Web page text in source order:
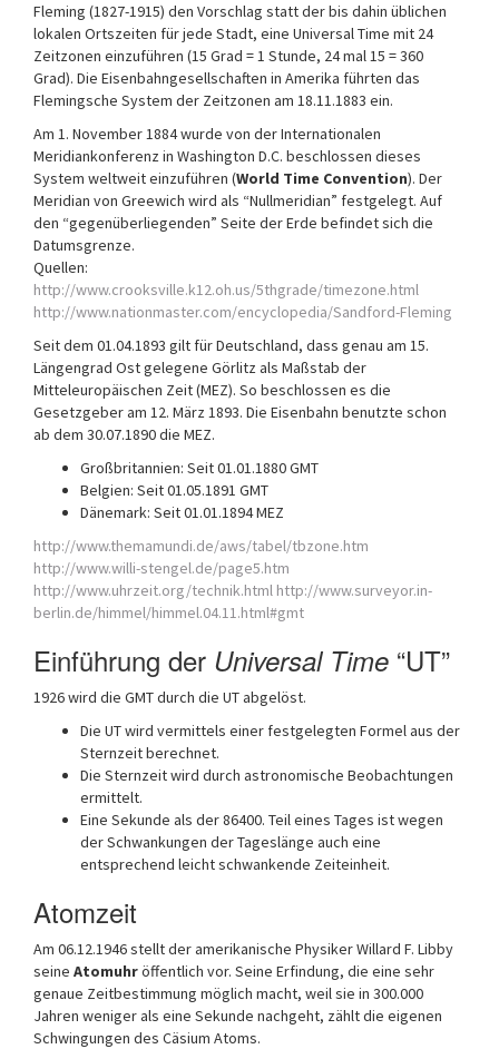
Fleming (1827-1915) den Vorschlag statt der bis dahin üblichen
lokalen Ortszeiten für jede Stadt, eine Universal Time mit 24
Zeitzonen einzuführen (15 Grad = 1 Stunde, 24 mal 15 = 360
Grad). Die Eisenbahngesellschaften in Amerika führten das
Flemingsche System der Zeitzonen am 18.11.1883 ein.
Am 1. November 1884 wurde von der Internationalen
Meridiankonferenz in Washington D.C. beschlossen dieses
System weltweit einzuführen (World Time Convention). Der
Meridian von Greewich wird als “Nullmeridian” festgelegt. Auf
den “gegenüberliegenden” Seite der Erde befindet sich die
Datumsgrenze.
Quellen:
http://www.crooksville.k12.oh.us/5thgrade/timezone.html
http://www.nationmaster.com/encyclopedia/Sandford-Fleming
Seit dem 01.04.1893 gilt für Deutschland, dass genau am 15.
Längengrad Ost gelegene Görlitz als Maßstab der
Mitteleuropäischen Zeit (MEZ). So beschlossen es die
Gesetzgeber am 12. März 1893. Die Eisenbahn benutzte schon
ab dem 30.07.1890 die MEZ.
Großbritannien: Seit 01.01.1880 GMT
Belgien: Seit 01.05.1891 GMT
Dänemark: Seit 01.01.1894 MEZ
http://www.themamundi.de/aws/tabel/tbzone.htm
http://www.willi-stengel.de/page5.htm
http://www.uhrzeit.org/technik.html http://www.surveyor.in-
berlin.de/himmel/himmel.04.11.html#gmt
Einführung der Universal Time “UT”
1926 wird die GMT durch die UT abgelöst.
Die UT wird vermittels einer festgelegten Formel aus der
Sternzeit berechnet.
Die Sternzeit wird durch astronomische Beobachtungen
ermittelt.
Eine Sekunde als der 86400. Teil eines Tages ist wegen
der Schwankungen der Tageslänge auch eine
entsprechend leicht schwankende Zeiteinheit.
Atomzeit
Am 06.12.1946 stellt der amerikanische Physiker Willard F. Libby
seine Atomuhröffentlich vor. Seine Erfindung, die eine sehr
genaue Zeitbestimmung möglich macht, weil sie in 300.000
Jahren weniger als eine Sekunde nachgeht, zählt die eigenen
Schwingungen des Cäsium Atoms.